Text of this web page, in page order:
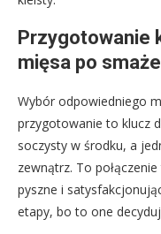
Przygotowanie
mięsa po
Wybór odpowiedniego
przygotowanie to klucz
soczysty w środku, a
zewnątrz. To
pyszne i
etapy, bo to one